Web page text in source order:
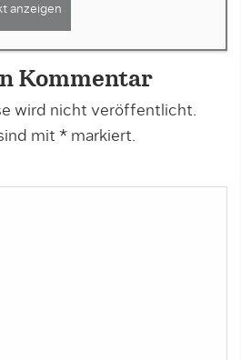
anzeigen
Kommentar
wird nicht veröffentlicht.
mit * markiert.